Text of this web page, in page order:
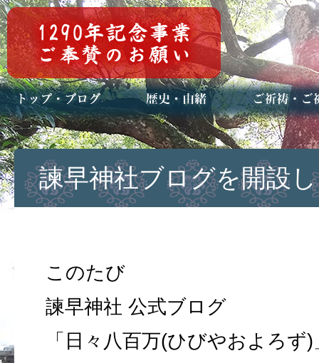
トップページ
ブログ(日々八百万)
お知らせ一覧 歴史・ご祭神
年中行事
メディア掲載 ご祈祷・ご祈
安産祈願
初宮参り
七五三詣
長寿のお祝い
神前結婚式
厄祓い・方位
車のお祓い
地鎮祭
神葬祭（神式
諫早神社ブログを開設
このたび
諫早神社 公式ブログ
「日々八百万(ひびやおよろ